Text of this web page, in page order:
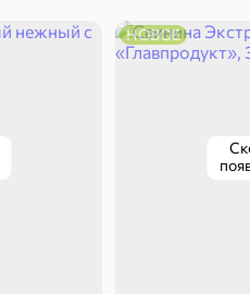
НОВОЕ